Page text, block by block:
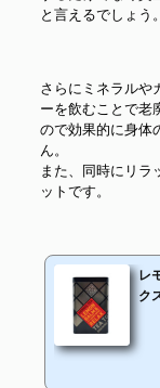
と言えるでしょう。
さらにミネラルや
ーを飲むことで老
ので効果的に身体
ん。
また、同時にリラ
ットです。
レ
ク